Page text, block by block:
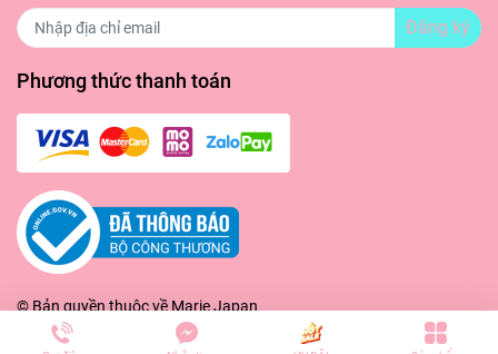
Đăng ký
Phương thức thanh toán
© Bản quyền thuộc về Marie Japan